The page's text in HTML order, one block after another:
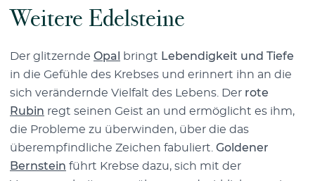
Weitere Edelsteine
Der glitzernde Opal bringt Lebendigkeit und Tiefe
in die Gefühle des Krebses und erinnert ihn an die
sich verändernde Vielfalt des Lebens. Der rote
Rubin regt seinen Geist an und ermöglicht es ihm,
die Probleme zu überwinden, über die das
überempfindliche Zeichen fabuliert. Goldener
Bernstein führt Krebse dazu, sich mit der